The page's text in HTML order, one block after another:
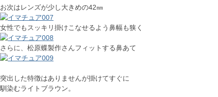
お次はレンズが少し大きめの42㎜
女性でもスッキリ掛けこなせるよう鼻幅も狭く
さらに、松原蝶製作さんフィットする鼻あて
突出した特徴はありませんが掛けてすぐに
馴染むライトブラウン。